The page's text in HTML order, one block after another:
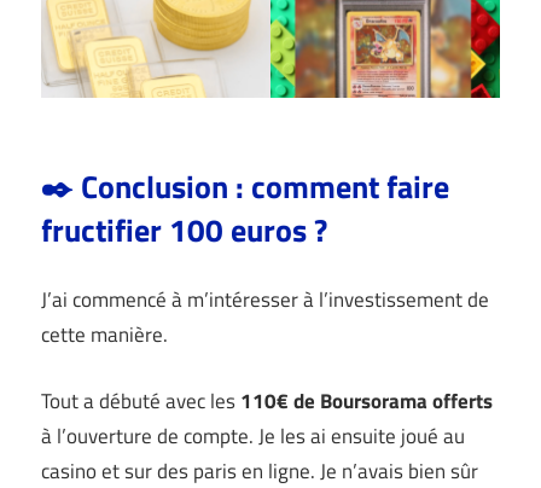
✒️ Conclusion : comment faire
fructifier 100 euros ?
J’ai commencé à m’intéresser à l’investissement de
cette manière.
Tout a débuté avec les110€ de Boursorama offerts
à l’ouverture de compte. Je les ai ensuite joué au
casino et sur des paris en ligne. Je n’avais bien sûr